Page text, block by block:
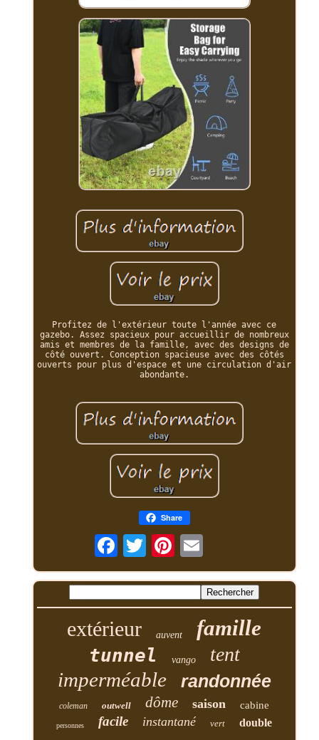
Profitez de l'extérieur toute l'année avec ce
gazebo. Assez spacieux pour accueillir de nombreux
amis et membres de la famille, avec des designs de
côté ouvert. Conception spacieuse avec des côtés
ouverts pour plus d'espace et une circulation d'air
abondante.
Share
extérieur auvent famille
tunnel vango tent
imperméable randonnée
coleman outwell dôme saison cabine
personnes facile instantané vert double